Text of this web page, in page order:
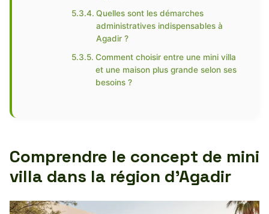
Quelles sont les démarches
administratives indispensables à
Agadir ?
Comment choisir entre une mini villa
et une maison plus grande selon ses
besoins ?
Comprendre le concept de mini
villa dans la région d’Agadir